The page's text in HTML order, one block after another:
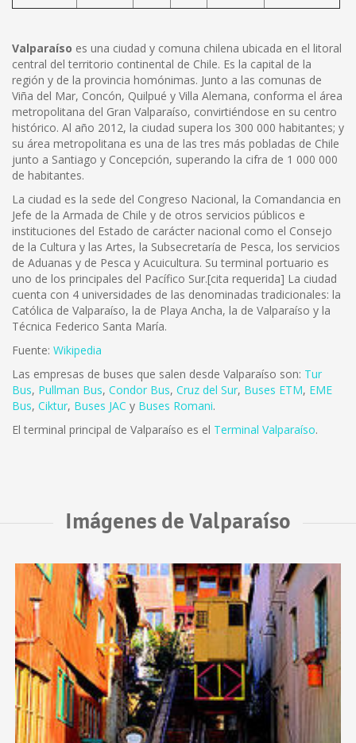
Valparaíso es una ciudad y comuna chilena ubicada en el litoral
central del territorio continental de Chile. Es la capital de la
región y de la provincia homónimas. Junto a las comunas de
Viña del Mar, Concón, Quilpué y Villa Alemana, conforma el área
metropolitana del Gran Valparaíso, convirtiéndose en su centro
histórico. Al año 2012, la ciudad supera los 300 000 habitantes; y
su área metropolitana es una de las tres más pobladas de Chile
junto a Santiago y Concepción, superando la cifra de 1 000 000
de habitantes.
La ciudad es la sede del Congreso Nacional, la Comandancia en
Jefe de la Armada de Chile y de otros servicios públicos e
instituciones del Estado de carácter nacional como el Consejo
de la Cultura y las Artes, la Subsecretaría de Pesca, los servicios
de Aduanas y de Pesca y Acuicultura. Su terminal portuario es
uno de los principales del Pacífico Sur.[cita requerida] La ciudad
cuenta con 4 universidades de las denominadas tradicionales: la
Católica de Valparaíso, la de Playa Ancha, la de Valparaíso y la
Técnica Federico Santa María.
Fuente: Wikipedia
Las empresas de buses que salen desde Valparaíso son: Tur
Bus, Pullman Bus, Condor Bus, Cruz del Sur, Buses ETM, EME
Bus, Ciktur, Buses JAC y Buses Romani.
El terminal principal de Valparaíso es el Terminal Valparaíso.
Imágenes de Valparaíso